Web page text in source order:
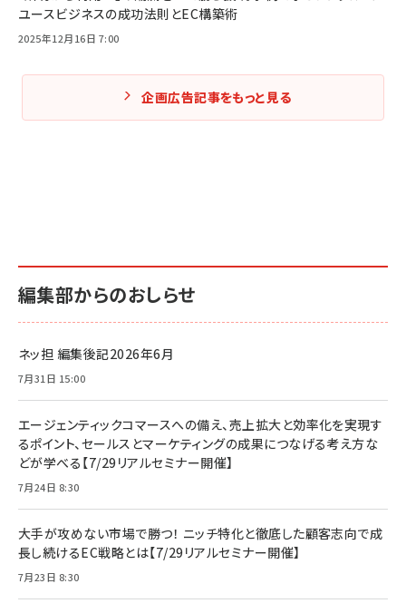
ユースビジネスの成功法則とEC構築術
2025年12月16日 7:00
企画広告記事をもっと見る
編集部からのおしらせ
ネッ担 編集後記2026年6月
7月31日 15:00
エージェンティックコマースへの備え、売上拡大と効率化を実現す
るポイント、セールスとマーケティングの成果につなげる考え方な
どが学べる【7/29リアルセミナー開催】
7月24日 8:30
大手が攻めない市場で勝つ！ ニッチ特化と徹底した顧客志向で成
長し続けるEC戦略とは【7/29リアルセミナー開催】
7月23日 8:30